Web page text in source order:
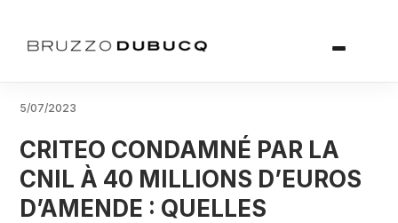
5/07/2023
CRITEO CONDAMNÉ PAR LA
CNIL À 40 MILLIONS D’EUROS
D’AMENDE : QUELLES